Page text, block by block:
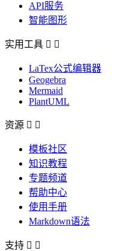
API服务
智能图形
实用工具  
LaTex公式编辑器
Geogebra
Mermaid
PlantUML
资源  
模板社区
知识教程
专题频道
帮助中心
使用手册
Markdown语法
支持  